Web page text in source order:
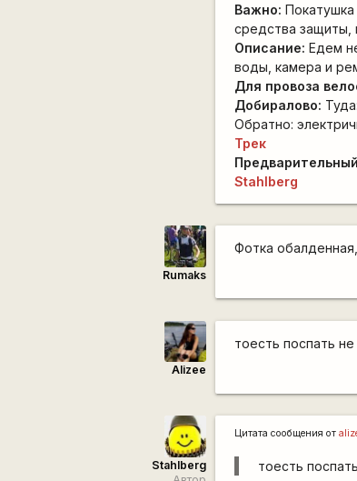
Важно:
средства защиты,
Описание: Едем
воды, камера и
Для провоза
Добиралово:
Обратно:
Трек
Stahlberg
Rumaks
Фотка
Alizee
тоесть поспать
Stahlberg
Цитата сообщения от
тоесть